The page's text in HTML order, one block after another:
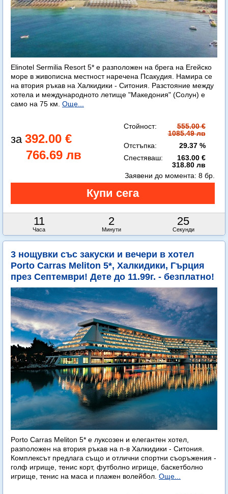
Elinotel Sermilia Resort 5* е разположен на брега на Егейско
море в живописна местност наречена Псакудия. Намира се
на втория ръкав на Халкидики - Ситония. Разстояние между
хотела и международното летище "Македония" (Солун) е
само на 75 км. Още...
392.00 €
766.69 лв
Стойност:
555.00 €
1085.49 лв
Отстъпка:
29.37 %
Спестяваш:
163.00 €
318.80 лв
11
Часа
2
Минути
23
Секунди
Заявени до момента: 8 бр.
3 нощувки със закуски и вечери в хотел
Porto Carras Meliton 5*, Халкидики, Гърция
през Септември! Дете до 11.99г. - безплатно!
Porto Carras Meliton 5* е луксозен и елегантен хотел,
разположен на втория ръкав на п-в Халкидики - Ситония.
Комплексът предлага също и отлични спортни съоръжения -
голф игрище, тенис корт, футболно игрище, баскетболно
игрище, тенис на маса и плажен волейбол. Още...